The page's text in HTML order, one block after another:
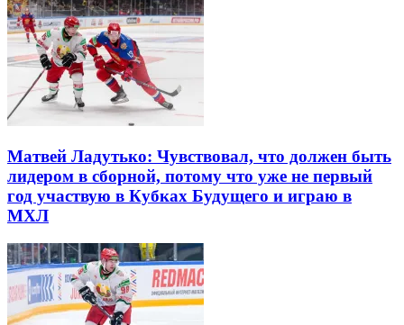
Матвей Ладутько: Чувствовал, что должен быть
лидером в сборной, потому что уже не первый
год участвую в Кубках Будущего и играю в
МХЛ